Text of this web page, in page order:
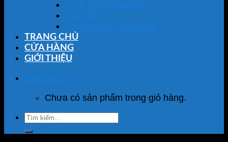
Quạt hút Panasonic
Quạt trần
Quạt tường Panasonic
TRANG CHỦ
CỬA HÀNG
GIỚI THIỆU
Giỏ hàng / 0 ₫
Chưa có sản phẩm trong giỏ hàng.
Tìm
kiếm: